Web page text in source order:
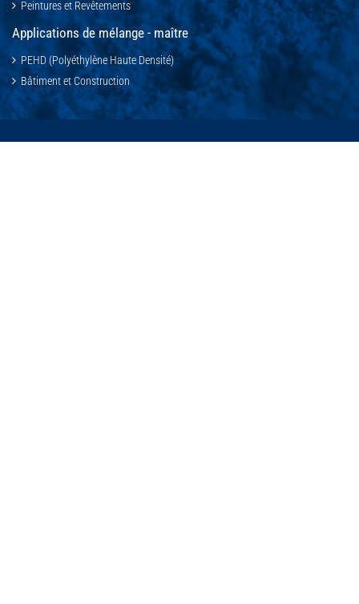
Peintures et Revêtements
Applications de mélange - maître
PEHD (Polyéthylène Haute Densité)
Bâtiment et Construction